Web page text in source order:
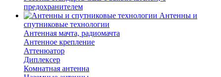
предохранителем
Антенны и
спутниковые технологии
Антенная мачта, радиомачта
Антенное крепление
Аттенюатор
Диплексер
Комнатная антенна